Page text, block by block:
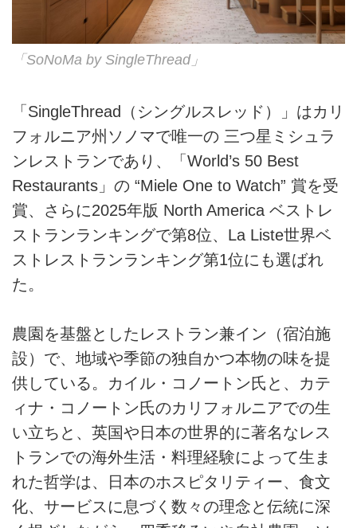
「SoNoMa by SingleThread」
「SingleThread（シングルスレッド）」はカリ
フォルニア州ソノマで唯一の 三つ星ミシュラ
ンレストランであり、「World’s 50 Best
Restaurants」の “Miele One to Watch” 賞を受
賞、さらに2025年版 North America ベストレ
ストランランキングで第8位、La Liste世界ベ
ストレストランランキング第1位にも選ばれ
た。
農園を基盤としたレストラン兼イン（宿泊施
設）で、地域や季節の独自かつ本物の味を提
供している。カイル・コノートン氏と、カテ
ィナ・コノートン氏のカリフォルニアでの生
い立ちと、英国や日本の世界的に著名なレス
トランでの海外生活・料理経験によって生ま
れた哲学は、日本のホスピタリティー、食文
化、サービスに息づく数々の理念と伝統に深